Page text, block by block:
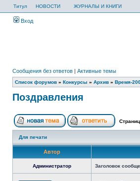
Титул НОВОСТИ ЖУРНАЛЫ И КНИГИ
Вход
Сообщения без ответов | Активные темы
Список форумов » Конкурсы » Архив » Время-
Поздравления
Для печати
Автор
Администратор Заголовок